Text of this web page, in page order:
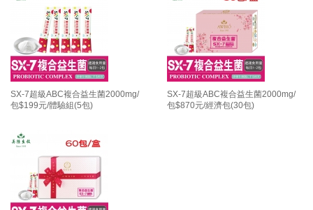
SX-7超級ABC複合益生菌2000mg/
包$199元/體驗組(5包)
SX-7超級ABC複合益生菌2000mg/
包$870元/經濟包(30包)